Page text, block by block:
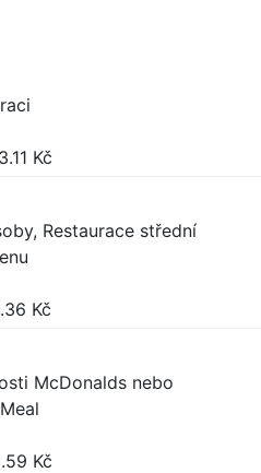
Kč
Restaurace střední
Kč
McDonalds nebo
Kč